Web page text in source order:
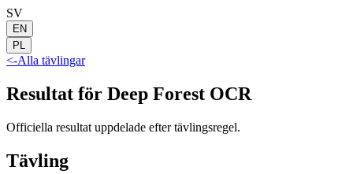
SV
EN
PL
<-Alla tävlingar
Resultat för Deep Forest OCR
Officiella resultat uppdelade efter tävlingsregel.
Tävling